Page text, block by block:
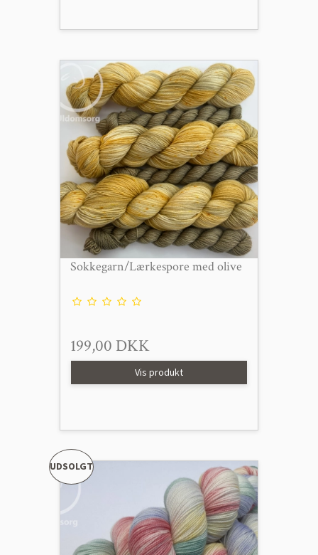
Sokkegarn/Lærkespore med olive
199,00 DKK
Vis produkt
UDSOLGT